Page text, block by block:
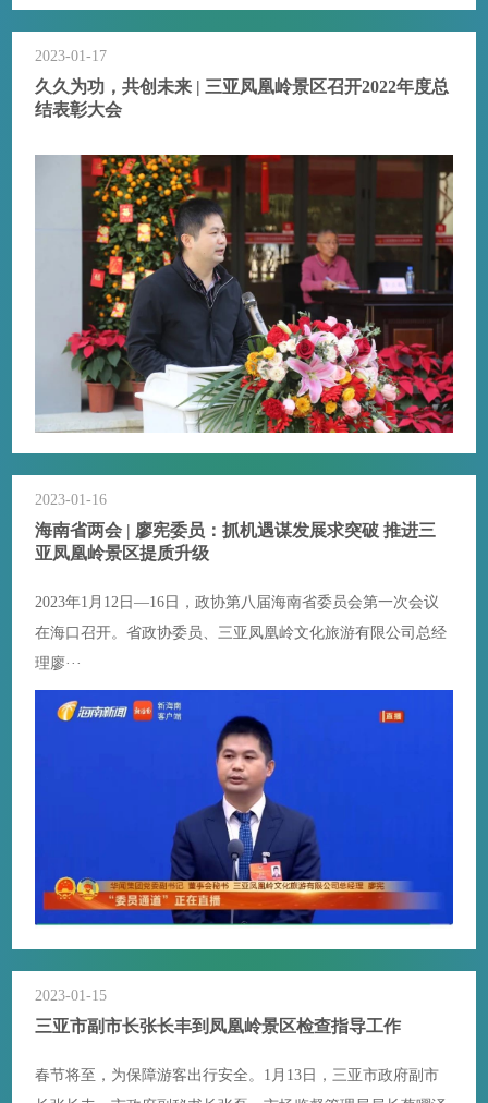
2023-01-17
久久为功，共创未来 | 三亚凤凰岭景区召开2022年度总
结表彰大会
2023-01-16
海南省两会 | 廖宪委员：抓机遇谋发展求突破 推进三
亚凤凰岭景区提质升级
2023年1月12日—16日，政协第八届海南省委员会第一次会议
在海口召开。省政协委员、三亚凤凰岭文化旅游有限公司总经
理廖···
2023-01-15
三亚市副市长张长丰到凤凰岭景区检查指导工作
春节将至，为保障游客出行安全。1月13日，三亚市政府副市